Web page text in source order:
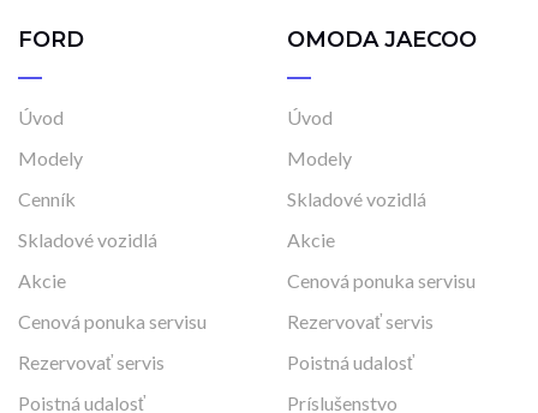
FORD
Úvod
Modely
Cenník
Skladové vozidlá
Akcie
Cenová ponuka servisu
Rezervovať servis
Poistná udalosť
OMODA JAECOO
Úvod
Modely
Skladové vozidlá
Akcie
Cenová ponuka servisu
Rezervovať servis
Poistná udalosť
Príslušenstvo